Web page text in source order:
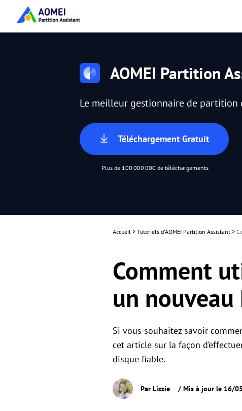
AOMEI Partition
Le meilleur gestionnaire de partition
Téléchargement Gratuit
Plus de 100 000 000 de téléchargements
Accueil > Tutoriels d'AOMEI Partition Assistant >
Comment
un nouveau
Si vous souhaitez savoir
cet article sur la façon
disque fiable.
Par Lizzie / Mis à jour le 16/